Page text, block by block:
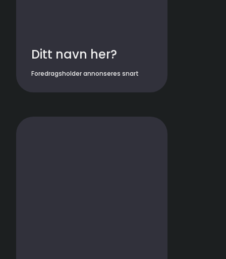
Ditt navn her?
Foredragsholder annonseres snart